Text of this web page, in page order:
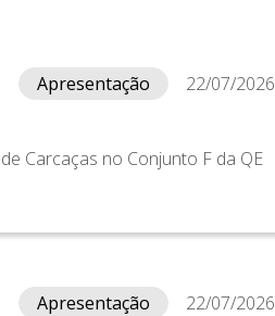
Apresentação
22/07/2026
Carcaças no Conjunto F da QE
Apresentação
22/07/2026